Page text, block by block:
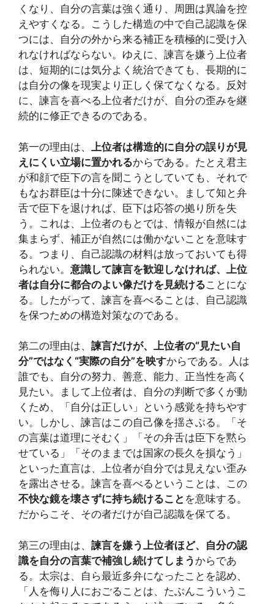
くなり、自分の言葉は強く通り、周囲は異論を控
えやすくなる。こうした構造の中で自己認識を保
つには、自分の外から来る補正を積極的に受け入
れなければならない。ゆえに、諫言を嫌う上位者
は、短期的には気分よく統治できても、長期的に
は自分の像を現実より正しく保てなくなる。反対
に、諫言を喜べる上位者だけが、自分の歪みを継
続的に修正できるのである。
第一の理由は、
上位者は構造的に自分の誤りが見
えにくい立場に置かれるからである。たとえ君主
が和顔で臣下の言を聞こうとしていても、それで
もなお群臣は十分に陳述できない。まして知と弁
舌で臣下を退ければ、臣下は応答の拠り所を失
う。これは、上位者のもとでは、情報が自然には
集まらず、補正が自然には働かないことを意味す
る。つまり、自己認識の材料は放っておいても得
られない。 意識して諫言を歓迎しなければ、上位
者は自分に都合のよい像だけを見続けることにな
る。したがって、諫言を喜べることは、自己認識
を保つための構造対策なのである。
第二の理由は、 諫言だけが、上位者の“見たい自
分”ではなく“実際の自分”を映すからである。人は
誰でも、自分の努力、善意、能力、正当性を高く
見たい。まして上位者は、自分の判断で多くが動
くため、「自分は正しい」という感覚を持ちやす
い。しかし、諫言はこの自己像を揺さぶる。「そ
の言葉は道理にそむく」「その弁舌は臣下を黙ら
せている」「そのままでは国家の長久を損なう」
といった直言は、上位者が自分では見えない歪み
を露出させる。諫言を喜べるということは、この
不快な鏡を壊さずに持ち続けること を意味する。
だからこそ、その者だけが自己認識を保てる。
第三の理由は、 諫言を嫌う上位者ほど、自分の認
識を自分の言葉で補強し続けてしまう からであ
る。太宗は、自ら最近多弁になったことを認め、
「人を侮り人におごることは、たぶんこういうこ